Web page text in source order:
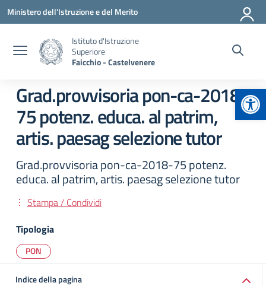
Vai ai contenuti
Vai al menu di navigazione
Vai al footer
Ministero dell'Istruzione e del Merito
Istituto d'Istruzione
Superiore
Faicchio - Castelvenere
Grad.provvisoria pon-ca-2018-
75 potenz. educa. al patrim,
artis. paesag selezione tutor
Grad.provvisoria pon-ca-2018-75 potenz.
educa. al patrim, artis. paesag selezione tutor
Stampa / Condividi
Tipologia
PON
Indice della pagina